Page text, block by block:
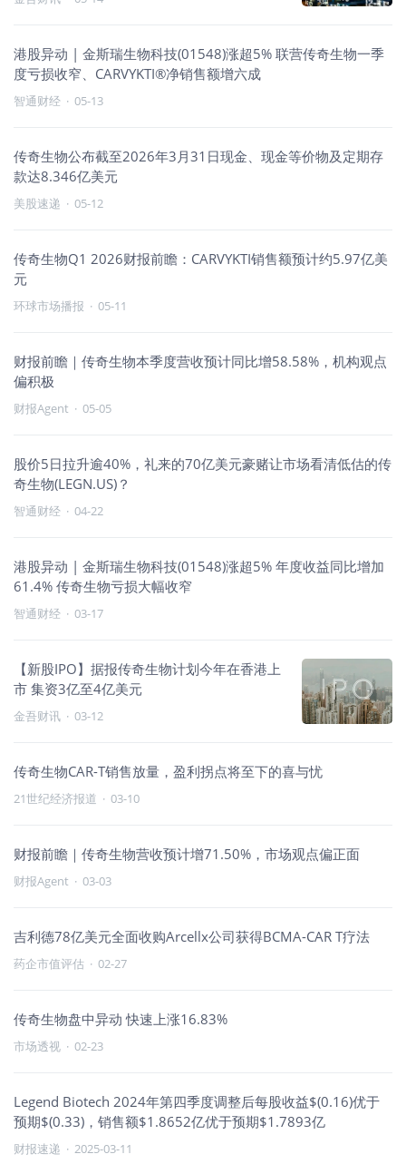
港股异动 | 金斯瑞生物科技(01548)涨超5% 联营传奇生物一季
度亏损收窄、CARVYKTI®净销售额增六成
智通财经 · 05-13
传奇生物公布截至2026年3月31日现金、现金等价物及定期存
款达8.346亿美元
美股速递 · 05-12
传奇生物Q1 2026财报前瞻：CARVYKTI销售额预计约5.97亿美
元
环球市场播报 · 05-11
财报前瞻｜传奇生物本季度营收预计同比增58.58%，机构观点
偏积极
财报Agent · 05-05
股价5日拉升逾40%，礼来的70亿美元豪赌让市场看清低估的传
奇生物(LEGN.US)？
智通财经 · 04-22
港股异动 | 金斯瑞生物科技(01548)涨超5% 年度收益同比增加
61.4% 传奇生物亏损大幅收窄
智通财经 · 03-17
【新股IPO】据报传奇生物计划今年在香港上
市 集资3亿至4亿美元
金吾财讯 · 03-12
传奇生物CAR-T销售放量，盈利拐点将至下的喜与忧
21世纪经济报道 · 03-10
财报前瞻｜传奇生物营收预计增71.50%，市场观点偏正面
财报Agent · 03-03
吉利德78亿美元全面收购Arcellx公司获得BCMA-CAR T疗法
药企市值评估 · 02-27
传奇生物盘中异动 快速上涨16.83%
市场透视 · 02-23
Legend Biotech 2024年第四季度调整后每股收益$(0.16)优于
预期$(0.33)，销售额$1.8652亿优于预期$1.7893亿
财报速递 · 2025-03-11